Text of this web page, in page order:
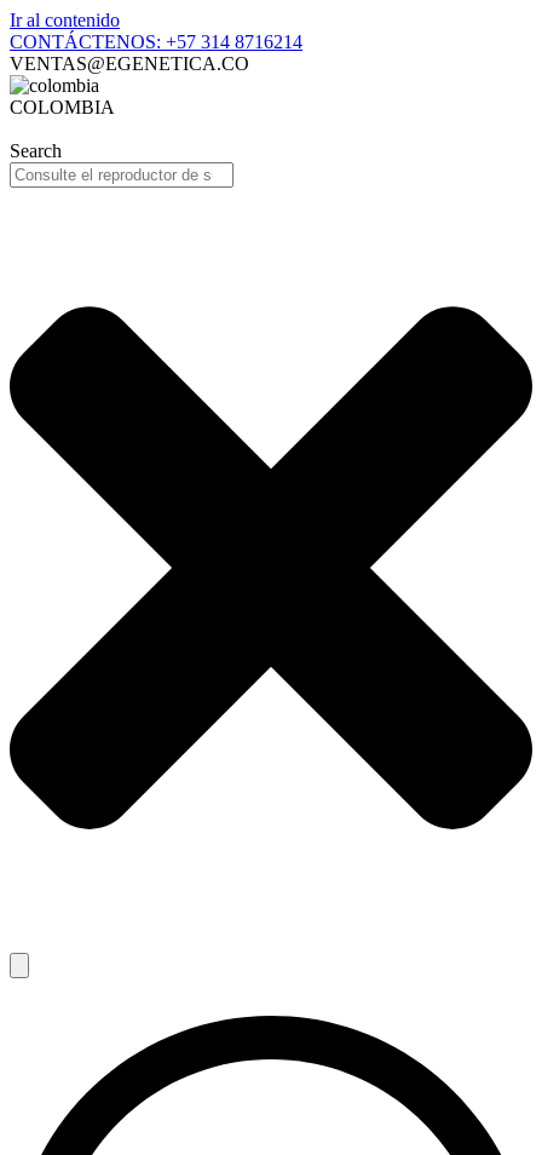
Ir al contenido
CONTÁCTENOS: +57 314 8716214
VENTAS@EGENETICA.CO
COLOMBIA
Search